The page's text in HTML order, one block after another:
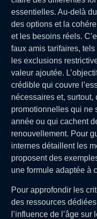
essentielles. Au-delà
des options et la
et les besoins réels.
faux amis tarifaires,
les exclusions
valeur ajoutée.
crédible qui couvre
nécessaires et, surtout,
promotionnelles qui ne
année ou qui cachent
renouvellement. Pour
internes détaillent les
proposent des
une formule adaptée à
Pour approfondir les
des ressources
l’influence de l’âge